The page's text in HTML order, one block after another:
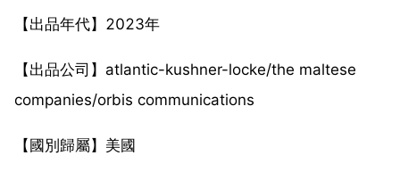
【出品年代】2023年
【出品公司】atlantic-kushner-locke/the maltese
companies/orbis communications
【國別歸屬】美國